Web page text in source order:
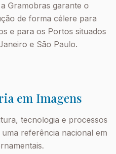
Gramobras garante o
de forma célere para
e para os Portos situados
e São Paulo.
em Imagens
tecnologia e processos
referência nacional em